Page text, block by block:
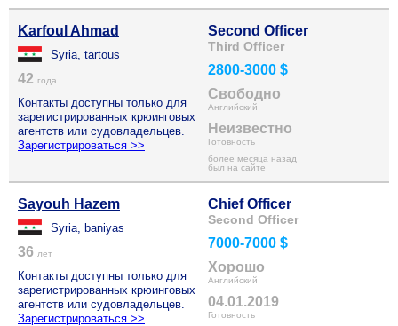
Karfoul Ahmad
Syria, tartous
42 года
Контакты доступны только для
зарегистрированных крюинговых
агентств или судовладельцев.
Зарегистрироваться >>
Second Officer
Third Officer
2800-3000 $
Свободно
Английский
Неизвестно
Готовность
более месяца назад
был на сайте
Sayouh Hazem
Syria, baniyas
36 лет
Контакты доступны только для
зарегистрированных крюинговых
агентств или судовладельцев.
Зарегистрироваться >>
Chief Officer
Second Officer
7000-7000 $
Хорошо
Английский
04.01.2019
Готовность